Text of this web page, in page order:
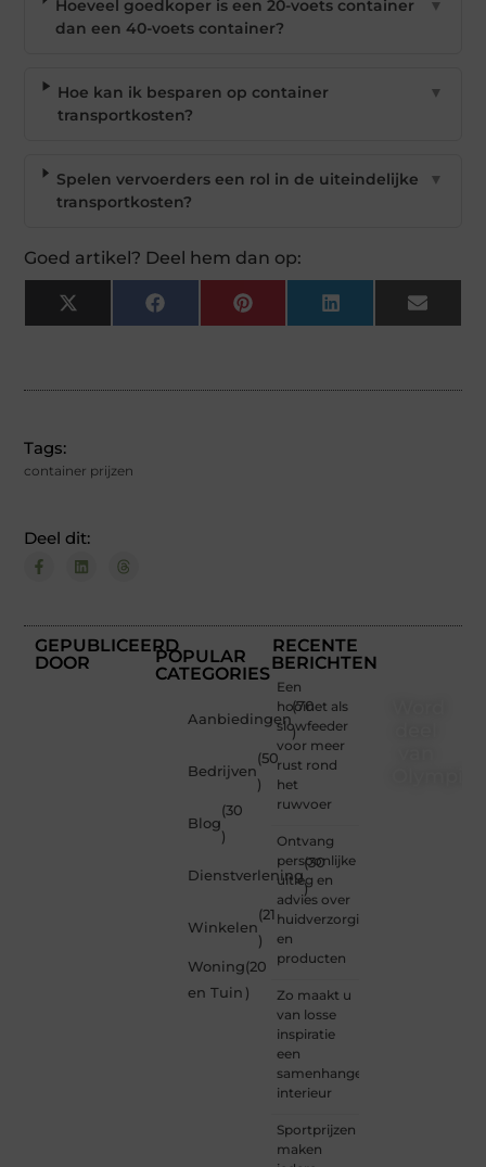
Hoeveel goedkoper is een 20-voets container
dan een 40-voets container?
▼
Hoe kan ik besparen op container
transportkosten?
▼
Spelen vervoerders een rol in de uiteindelijke
transportkosten?
▼
Goed artikel? Deel hem dan op:
X
(Twitter)
Facebook Pinterest LinkedIn Email
Tags:
container prijzen
Deel dit:
GEPUBLICEERD
DOOR
POPULAR
CATEGORIES
Aanbiedingen
(70
)
Bedrijven
(50
)
Blog
(30
)
Dienstverlening
(30
)
Winkelen
(21
)
Woning
en Tuin
(20
)
RECENTE
BERICHTEN
Een
hooinet als
slowfeeder
voor meer
rust rond
het
ruwvoer
Ontvang
persoonlijke
uitleg en
advies over
huidverzorging
en
producten
Zo maakt u
van losse
inspiratie
een
samenhangend
interieur
Sportprijzen
maken